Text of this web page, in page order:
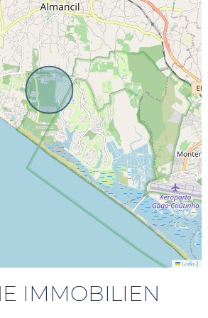
Leaflet |
IMMOBILIEN